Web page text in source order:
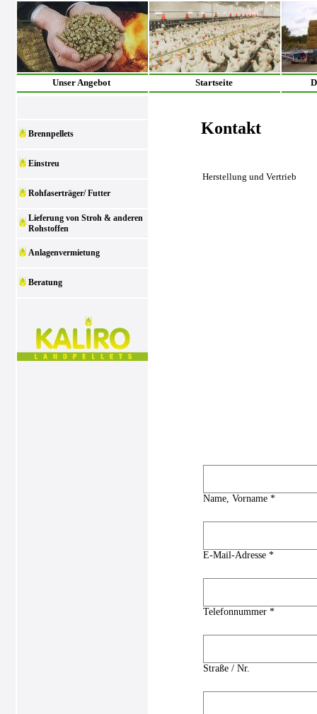
Unser Angebot Startseite
Brennpellets
Einstreu
Rohfaserträger/ Futter
Lieferung von Stroh & anderen
Rohstoffen
Anlagenvermietung
Beratung
Kontakt
Herstellung und Vertrieb
Name, Vorname *
E-Mail-Adresse *
Telefonnummer *
Straße / Nr.